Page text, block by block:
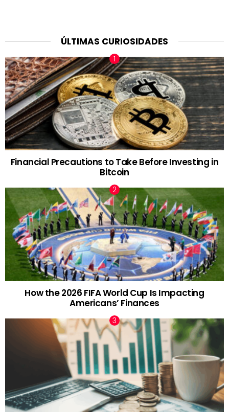
ÚLTIMAS CURIOSIDADES
Financial Precautions to Take Before Investing in
Bitcoin
How the 2026 FIFA World Cup Is Impacting
Americans’ Finances